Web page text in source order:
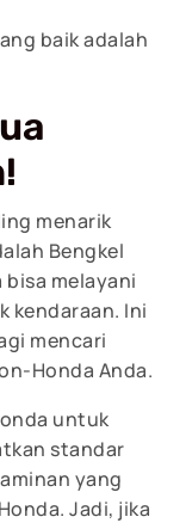
baik adalah
menarik
Bengkel
bisa melayani
kendaraan. Ini
mencari
Honda Anda.
untuk
standar
yang
Jadi, jika